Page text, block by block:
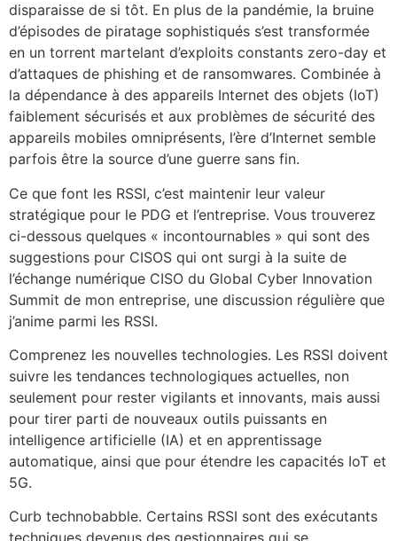
disparaisse de si tôt. En plus de la pandémie, la bruine
d’épisodes de piratage sophistiqués s’est transformée
en un torrent martelant d’exploits constants zero-day et
d’attaques de phishing et de ransomwares. Combinée à
la dépendance à des appareils Internet des objets (IoT)
faiblement sécurisés et aux problèmes de sécurité des
appareils mobiles omniprésents, l’ère d’Internet semble
parfois être la source d’une guerre sans fin.
Ce que font les RSSI, c’est maintenir leur valeur
stratégique pour le PDG et l’entreprise. Vous trouverez
ci-dessous quelques « incontournables » qui sont des
suggestions pour CISOS qui ont surgi à la suite de
l’échange numérique CISO du Global Cyber ​​Innovation
Summit de mon entreprise, une discussion régulière que
j’anime parmi les RSSI.
Comprenez les nouvelles technologies. Les RSSI doivent
suivre les tendances technologiques actuelles, non
seulement pour rester vigilants et innovants, mais aussi
pour tirer parti de nouveaux outils puissants en
intelligence artificielle (IA) et en apprentissage
automatique, ainsi que pour étendre les capacités IoT et
5G.
Curb technobabble. Certains RSSI sont des exécutants